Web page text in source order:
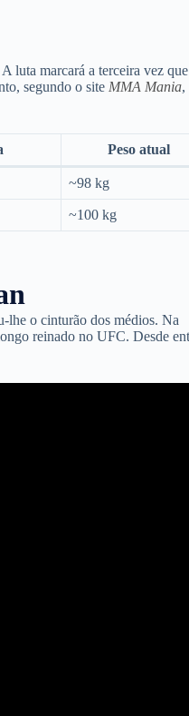
luta marcará a terceira vez que
segundo o site MMA Mania,
Peso atual
~98 kg
~100 kg
lhe o cinturão dos médios. Na
reinado no UFC. Desde